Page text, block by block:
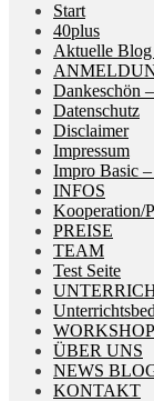
Start
40plus
Aktuelle
Dankeschön
Datenschutz
Disclaimer
Impressum
Impro Basic
INFOS
Kooperation/
PREISE
TEAM
Test Seite
WORKSHOP
ÜBER UNS
NEWS
KONTAKT